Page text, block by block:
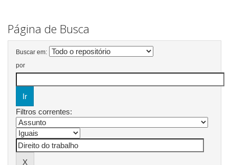
Página de Busca
Buscar em:
por
Filtros correntes: